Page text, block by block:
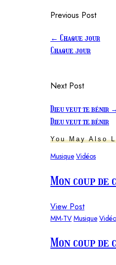
Previous Post
← Chaque jour
Chaque jour
Next Post
Dieu veut te bénir
Dieu veut te bénir
You May Also
Musique Vidéos
Mon coup
View Post
MM-TV Musique
Mon coup